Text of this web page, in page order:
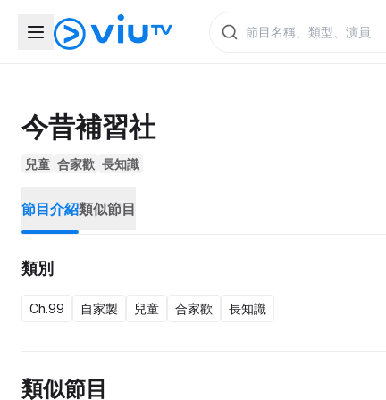
今昔補習社
兒童 合家歡 長知識
節目介紹類似節目
類別
Ch.99 自家製 兒童 合家歡 長知識
類似節目